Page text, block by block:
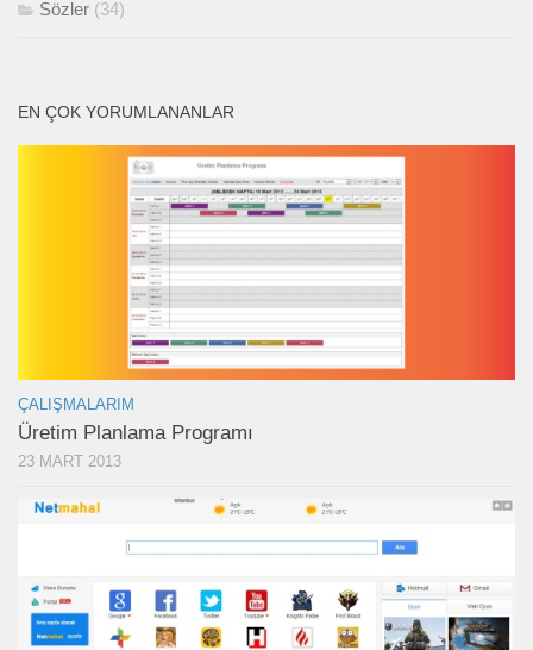
Sözler (34)
EN ÇOK YORUMLANANLAR
ÇALIŞMALARIM
Üretim Planlama Programı
23 MART 2013